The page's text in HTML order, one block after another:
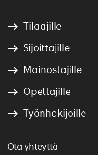
Tilaajille
Sijoittajille
Mainostajille
Opettajille
Työnhakijoille
Ota yhteyttä